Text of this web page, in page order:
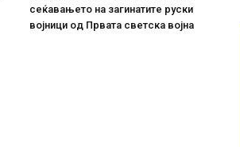
сеќавањето на загинатите руски
војници од Првата светска војна